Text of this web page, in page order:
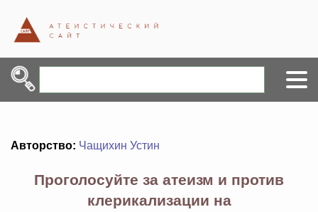
Авторство: Чащихин Устин
Проголосуйте за атеизм и против
клерикализации на